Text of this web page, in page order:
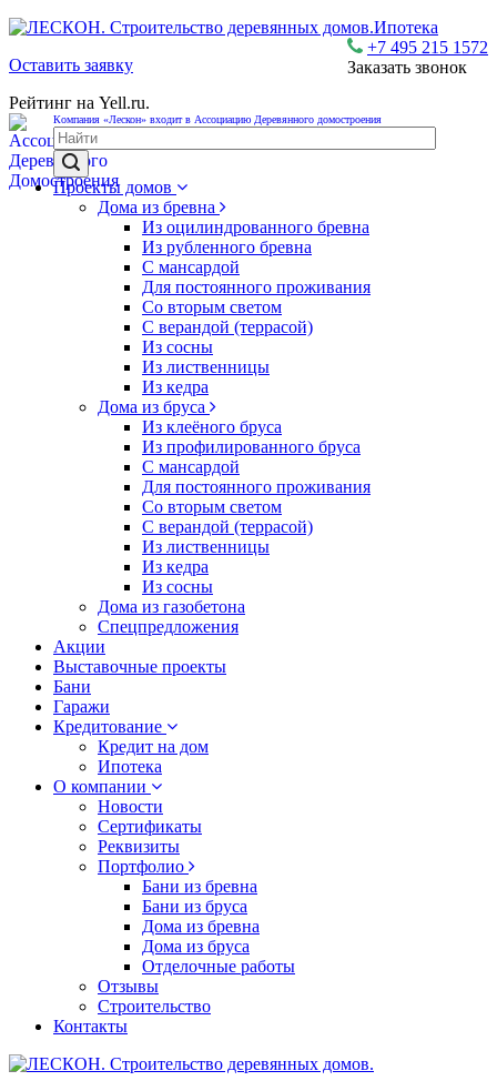
+7 495 215 1572
Заказать звонок
Ипотека
Оставить заявку
Рейтинг на Yell.ru.
Компания «Лескон» входит в Ассоциацию Деревянного домостроения
Проекты домов
Дома из бревна
Из оцилиндрованного бревна
Из рубленного бревна
С мансардой
Для постоянного проживания
Со вторым светом
С верандой (террасой)
Из сосны
Из лиственницы
Из кедра
Дома из бруса
Из клеёного бруса
Из профилированного бруса
С мансардой
Для постоянного проживания
Со вторым светом
С верандой (террасой)
Из лиственницы
Из кедра
Из сосны
Дома из газобетона
Спецпредложения
Акции
Выставочные проекты
Бани
Гаражи
Кредитование
Кредит на дом
Ипотека
О компании
Новости
Сертификаты
Реквизиты
Портфолио
Бани из бревна
Бани из бруса
Дома из бревна
Дома из бруса
Отделочные работы
Отзывы
Строительство
Контакты